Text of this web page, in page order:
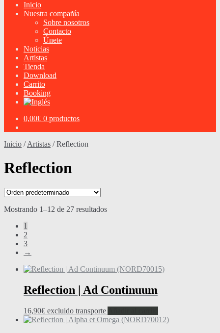
Inicio
Nuestra compañía
Sobre nosotros
Contacto
Únete
Noticias
Artistas
Tienda
Download
Carrito
Booking
0,00€ 0 productos
Inicio /Artistas /Reflection
Reflection
Mostrando 1–12 de 27 resultados
1
2
3
→
Reflection | Ad Continuum
16,90€ excluido transporte